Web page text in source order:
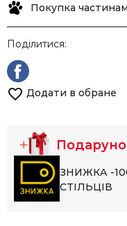
Покупка
Поділитися:
Додати в обране
ЗНИЖКА -
СТІЛЬЦІВ